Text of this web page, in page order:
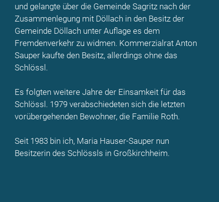
und gelangte über die Gemeinde Sagritz nach der
Zusammenlegung mit Döllach in den Besitz der
Gemeinde Döllach unter Auflage es dem
Fremdenverkehr zu widmen. Kommerzialrat Anton
Sauper kaufte den Besitz, allerdings ohne das
Schlössl.
Es folgten weitere Jahre der Einsamkeit für das
Schlössl. 1979 verabschiedeten sich die letzten
vorübergehenden Bewohner, die Familie Roth.
Seit 1983 bin ich, Maria Hauser-Sauper nun
Besitzerin des Schlössls in Großkirchheim.